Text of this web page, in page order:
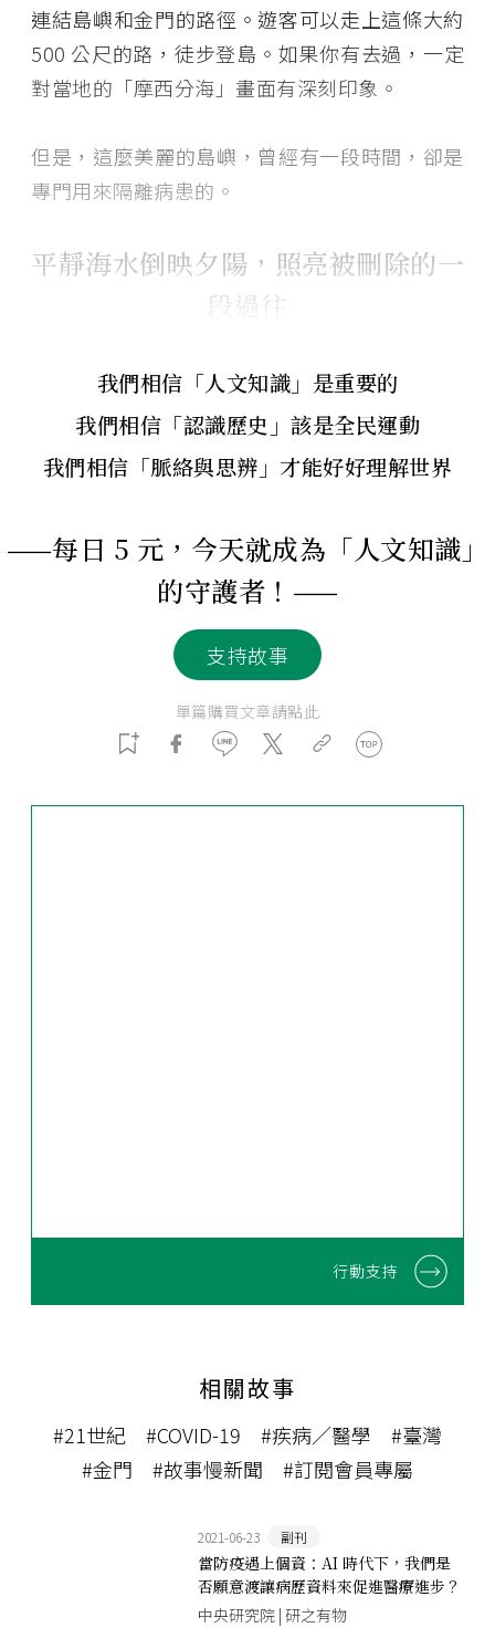
連結島嶼和金門的路徑。遊客可以走上這條大約
500 公尺的路，徒步登島。如果你有去過，一定
對當地的「摩西分海」畫面有深刻印象。
但是，這麼美麗的島嶼，曾經有一段時間，卻是
專門用來隔離病患的。
平靜海水倒映夕陽，照亮被刪除的一
段過往
我們相信「人文知識」是重要的
我們相信「認識歷史」該是全民運動
我們相信「脈絡與思辨」才能好好理解世界
——每日 5 元，今天就成為「人文知識」
的守護者！——
支持故事
單篇購買文章請點此
行動支持
相關故事
#21世紀 #COVID-19 #疾病／醫學
#臺灣
#金門
#故事慢新聞 #訂閱會員專屬
2021-06-23 副刊
當防疫遇上個資：AI 時代下，我們是
否願意渡讓病歷資料來促進醫療進步？
中央研究院 | 研之有物